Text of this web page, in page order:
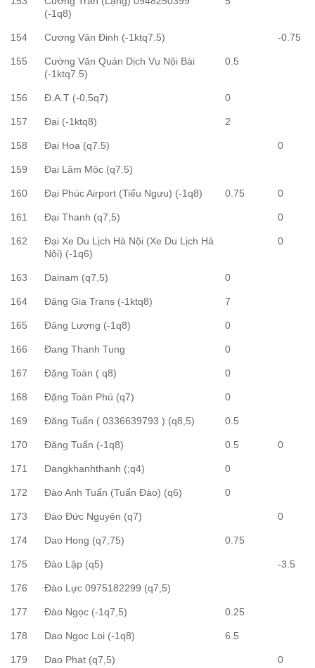
(-1q8)
154 Cương Văn Đinh (-1ktq7.5) -0.75
155
Cường Văn Quán Dịch Vụ Nội Bài
(-1ktq7.5)
0.5
156 Đ.A.T (-0,5q7) 0
157 Đại (-1ktq8) 2
158 Đại Hoa (q7.5) 0
159 Đại Lâm Mộc (q7.5)
160 Đại Phúc Airport (Tiểu Ngưu) (-1q8) 0.75 0
161 Đại Thanh (q7,5) 0
162
Đại Xe Du Lịch Hà Nội (Xe Du Lịch Hà
Nội) (-1q6)
0
163 Dainam (q7,5) 0
164 Đặng Gia Trans (-1ktq8) 7
165 Đăng Lượng (-1q8) 0
166 Đang Thanh Tung 0
167 Đặng Toàn ( q8) 0
168 Đặng Toàn Phú (q7) 0
169 Đăng Tuấn ( 0336639793 ) (q8,5) 0.5
170 Đặng Tuấn (-1q8) 0.5 0
171 Dangkhanhthanh (;q4) 0
172 Đào Anh Tuấn (Tuấn Đào) (q6) 0
173 Đào Đức Nguyên (q7) 0
174 Dao Hong (q7,75) 0.75
175 Đào Lập (q5) -3.5
176 Đào Lực 0975182299 (q7,5)
177 Đào Ngọc (-1q7,5) 0.25
178 Dao Ngoc Loi (-1q8) 6.5
179 Dao Phat (q7,5) 0